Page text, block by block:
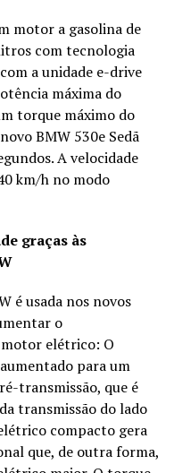
motor a gasolina de
com tecnologia
a unidade e-drive
máxima do
torque máximo do
BMW 530e Sedã
A velocidade
km/h no modo
graças às
é usada nos novos
o
elétrico: O
para um
transmissão, que é
transmissão do lado
compacto gera
que, de outra forma,